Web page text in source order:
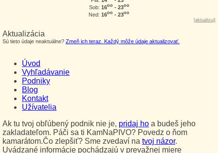
Sob: 16oo - 23oo
Ned: 16oo - 23oo
[aktualizuj]
Aktualizácia
Sú tieto údaje neaktuálne? Zmeň ich teraz. Každý môže údaje aktualizovať.
Úvod
Vyhľadávanie
Podniky
Blog
Kontakt
Užívatelia
Ak tu tvoj obľúbený podnik nie je, pridaj ho a budeš jeho
zakladateľom. Páči sa ti KamNaPIVO? Povedz o ňom
kamarátom.Čo zlepšiť? Sme zvedaví na tvoj názor.
Uvádzané informácie pochádzajú v prevažnej miere